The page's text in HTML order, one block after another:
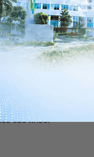
chẩn đoán hình ảnh
Bệnh viêm xương
còn nghi ngờ có u,
thêm các xét
bệnh viêm u xương
tư vấn thêm bạn nhé.
sức khỏe.